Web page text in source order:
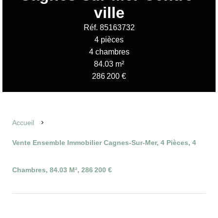
ville
Réf. 85163732
4 pièces
4 chambres
84.03 m²
286 200 €
Accueil
Vente Ensemble Immobilier Cagnes-Sur-Mer, 4 Pièces, 4
Chambres, 84.03 M², 286 200 €